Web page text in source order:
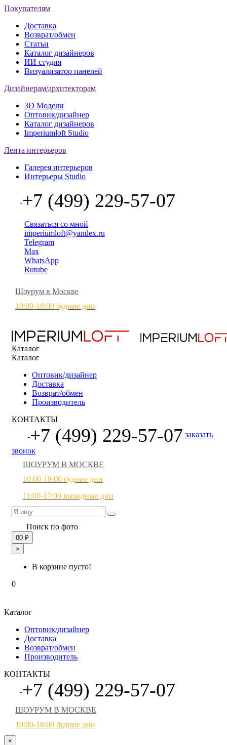
Покупателям
Доставка
Возврат/обмен
Статьи
Каталог дизайнеров
ИИ студия
Визуализатор панелей
Дизайнерам/архитекторам
3D Модели
Оптовик/дизайнер
Каталог дизайнеров
Imperiumloft Studio
Лента интерьеров
Галерея интерьеров
Интерьеры Studio
+7 (499) 229-57-07
Связаться со мной
imperiumloft@yandex.ru
Telegram
Max
WhatsApp
Rutube
Шоурум в Москве
10:00-18:00 будние дни
Каталог
Каталог
Оптовик/дизайнер
Доставка
Возврат/обмен
Производитель
КОНТАКТЫ
+7 (499) 229-57-07 заказать
звонок
ШОУРУМ В МОСКВЕ
10:00-18:00 будние дни
11:00-17:00 выходные дни
Поиск по фото
00 ₽
×
В корзине пусто!
0
Каталог
Оптовик/дизайнер
Доставка
Возврат/обмен
Производитель
КОНТАКТЫ
+7 (499) 229-57-07
ШОУРУМ В МОСКВЕ
10:00-18:00 будние дни
×